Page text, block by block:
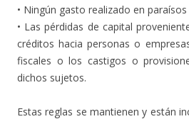
• Ningún gasto realizado en paraísos
• Las pérdidas de capital
créditos hacia personas o
fiscales o los castigos o
dichos sujetos.
Estas reglas se mantienen y están